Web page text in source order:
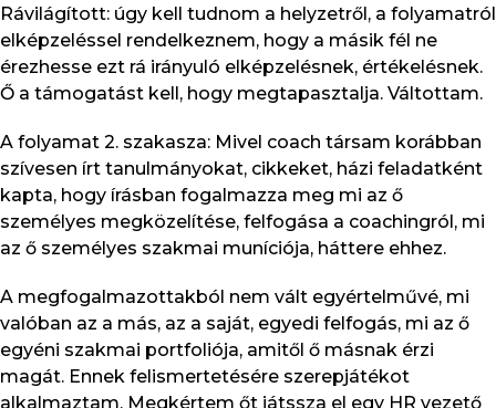
Rávilágított: úgy kell tudnom a helyzetről, a folyamatról
elképzeléssel rendelkeznem, hogy a másik fél ne
érezhesse ezt rá irányuló elképzelésnek, értékelésnek.
Ő a támogatást kell, hogy megtapasztalja. Váltottam.
A folyamat 2. szakasza: Mivel coach társam korábban
szívesen írt tanulmányokat, cikkeket, házi feladatként
kapta, hogy írásban fogalmazza meg mi az ő
személyes megközelítése, felfogása a coachingról, mi
az ő személyes szakmai muníciója, háttere ehhez.
A megfogalmazottakból nem vált egyértelművé, mi
valóban az a más, az a saját, egyedi felfogás, mi az ő
egyéni szakmai portfoliója, amitől ő másnak érzi
magát. Ennek felismertetésére szerepjátékot
alkalmaztam. Megkértem őt játssza el egy HR vezető